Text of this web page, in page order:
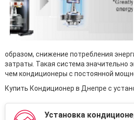
образом, снижение потребления
затраты. Такая система значительно
чем кондиционеры с постоянной
Купить Кондиционер в Днепре с
Установка